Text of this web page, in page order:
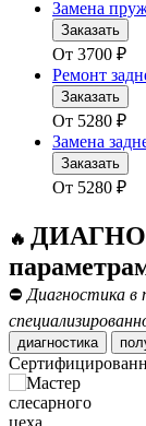
Замена
Заказать
От 3700 ₽
Ремонт
Заказать
От 5280 ₽
Замена
Заказать
От 5280 ₽
🔥
⛔ Диагностика
диагностика